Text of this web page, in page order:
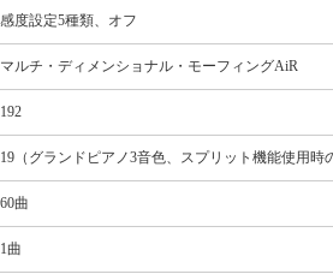
感度設定5種類、オフ
マルチ・ディメンショナル・モーフィングAiR
192
19（グランドピアノ3音色、スプリット機能使用時
60曲
1曲